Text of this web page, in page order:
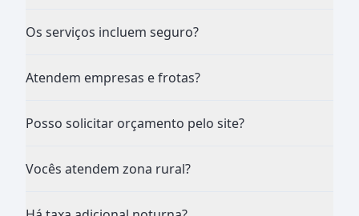
Os serviços incluem seguro?
Atendem empresas e frotas?
Posso solicitar orçamento pelo site?
Vocês atendem zona rural?